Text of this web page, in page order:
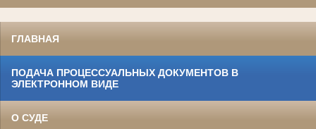
ГЛАВНАЯ
ПОДАЧА ПРОЦЕССУАЛЬНЫХ ДОКУМЕНТОВ В
ЭЛЕКТРОННОМ ВИДЕ
О СУДЕ